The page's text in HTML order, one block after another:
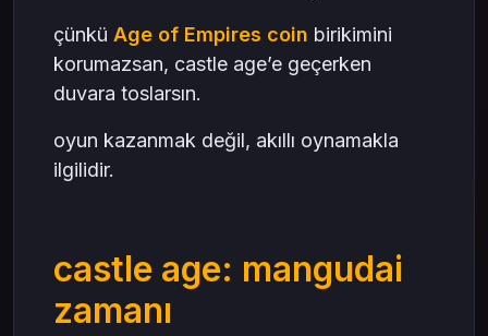
çünkü Age of Empires coin birikimini
korumazsan, castle age’e geçerken
duvara toslarsın.
oyun kazanmak değil, akıllı oynamakla
ilgilidir.
castle age: mangudai
zamanı